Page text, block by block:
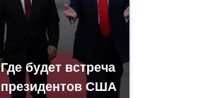
Где будет встреча
президентов США